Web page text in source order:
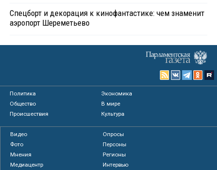
Спецборт и декорация к кинофантастике: чем знаменит
аэропорт Шереметьево
Политика
Экономика
Общество
В мире
Происшествия
Культура
Видео
Опросы
Фото
Персоны
Мнения
Регионы
Медиацентр
Интервью